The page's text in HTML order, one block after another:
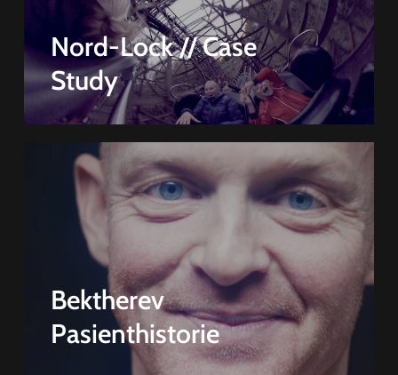
Nord-Lock // Case
Study
Bektherev
Pasienthistorie